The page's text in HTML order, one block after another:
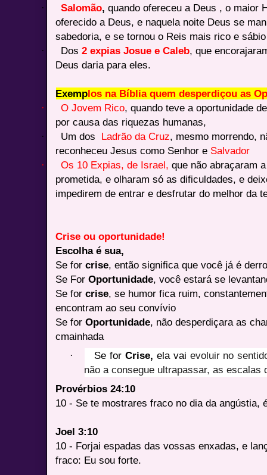
·
Salomão, quando ofereceu a Deus , o maior
oferecido a Deus, e naquela noite Deus se
sabedoria, e se tornou o Reis mais rico e
·
Dos2 expias Josue e Caleb, que
Deus daria para eles.
Exemplos na Bíblia quem desperdiçou as
·
O Jovem Rico, quando teve a oportunidade
por causa das riquezas humanas,
·
Um dos Ladrão da Cruz, mesmo morrendo,
reconheceu Jesus como Senhor e Salvador
·
Os 10 Expias, de Israel,que não abraçaram
prometida, e olharam só as dificuldades, e
impedirem de entrar e desfrutar do melhor da
Crise ou oportunidade!
Escolha é sua,
Se forcrise, então significa que você já é
Se ForOportunidade, você estará se
Se forcrise, se humor fica ruim,
encontram ao seu convívio
Se forOportunidade, não desperdiçara as
cmainhada
·
Se for Crise, ela vai evoluir no
não a consegue ultrapassar, as escalas
Provérbios 24:10
10 - Se te mostrares fraco no dia da angústia,
Joel 3:10
10 - Forjai espadas das vossas enxadas, e
fraco: Eu sou forte.